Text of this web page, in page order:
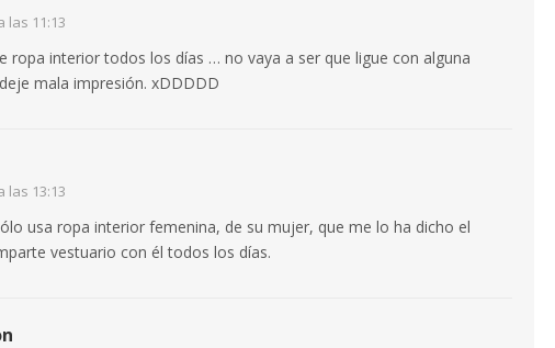
las 11:13
ropa interior todos los días … no vaya a ser que ligue con alguna
mala impresión. xDDDDD
las 13:13
usa ropa interior femenina, de su mujer, que me lo ha dicho el
vestuario con él todos los días.